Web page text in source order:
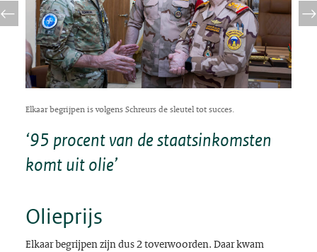
Elkaar begrijpen is volgens Schreurs de sleutel tot succes.
‘95 procent van de staatsinkomsten
komt uit olie’
Olieprijs
Elkaar begrijpen zijn dus 2 toverwoorden. Daar kwam